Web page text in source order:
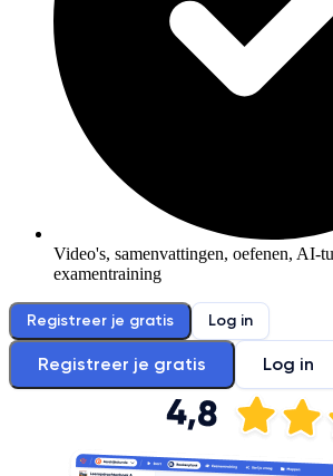
Video's, samenvattingen, oefenen, AI-
examentraining
Registreer je gratis Log in
Registreer je gratis Log in